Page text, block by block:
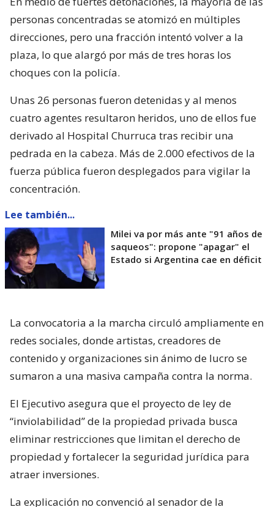
personas concentradas se atomizó en múltiples
direcciones, pero una fracción intentó volver a la
plaza, lo que alargó por más de tres horas los
choques con la policía.
Unas 26 personas fueron detenidas y al menos
cuatro agentes resultaron heridos, uno de ellos fue
derivado al Hospital Churruca tras recibir una
pedrada en la cabeza. Más de 2.000 efectivos de la
fuerza pública fueron desplegados para vigilar la
concentración.
Lee también...
Milei va por más ante "91 años de
saqueos": propone "apagar" el
Estado si Argentina cae en déficit
La convocatoria a la marcha circuló ampliamente en
redes sociales, donde artistas, creadores de
contenido y organizaciones sin ánimo de lucro se
sumaron a una masiva campaña contra la norma.
El Ejecutivo asegura que el proyecto de ley de
“inviolabilidad” de la propiedad privada busca
eliminar restricciones que limitan el derecho de
propiedad y fortalecer la seguridad jurídica para
atraer inversiones.
La explicación no convenció al senador de la